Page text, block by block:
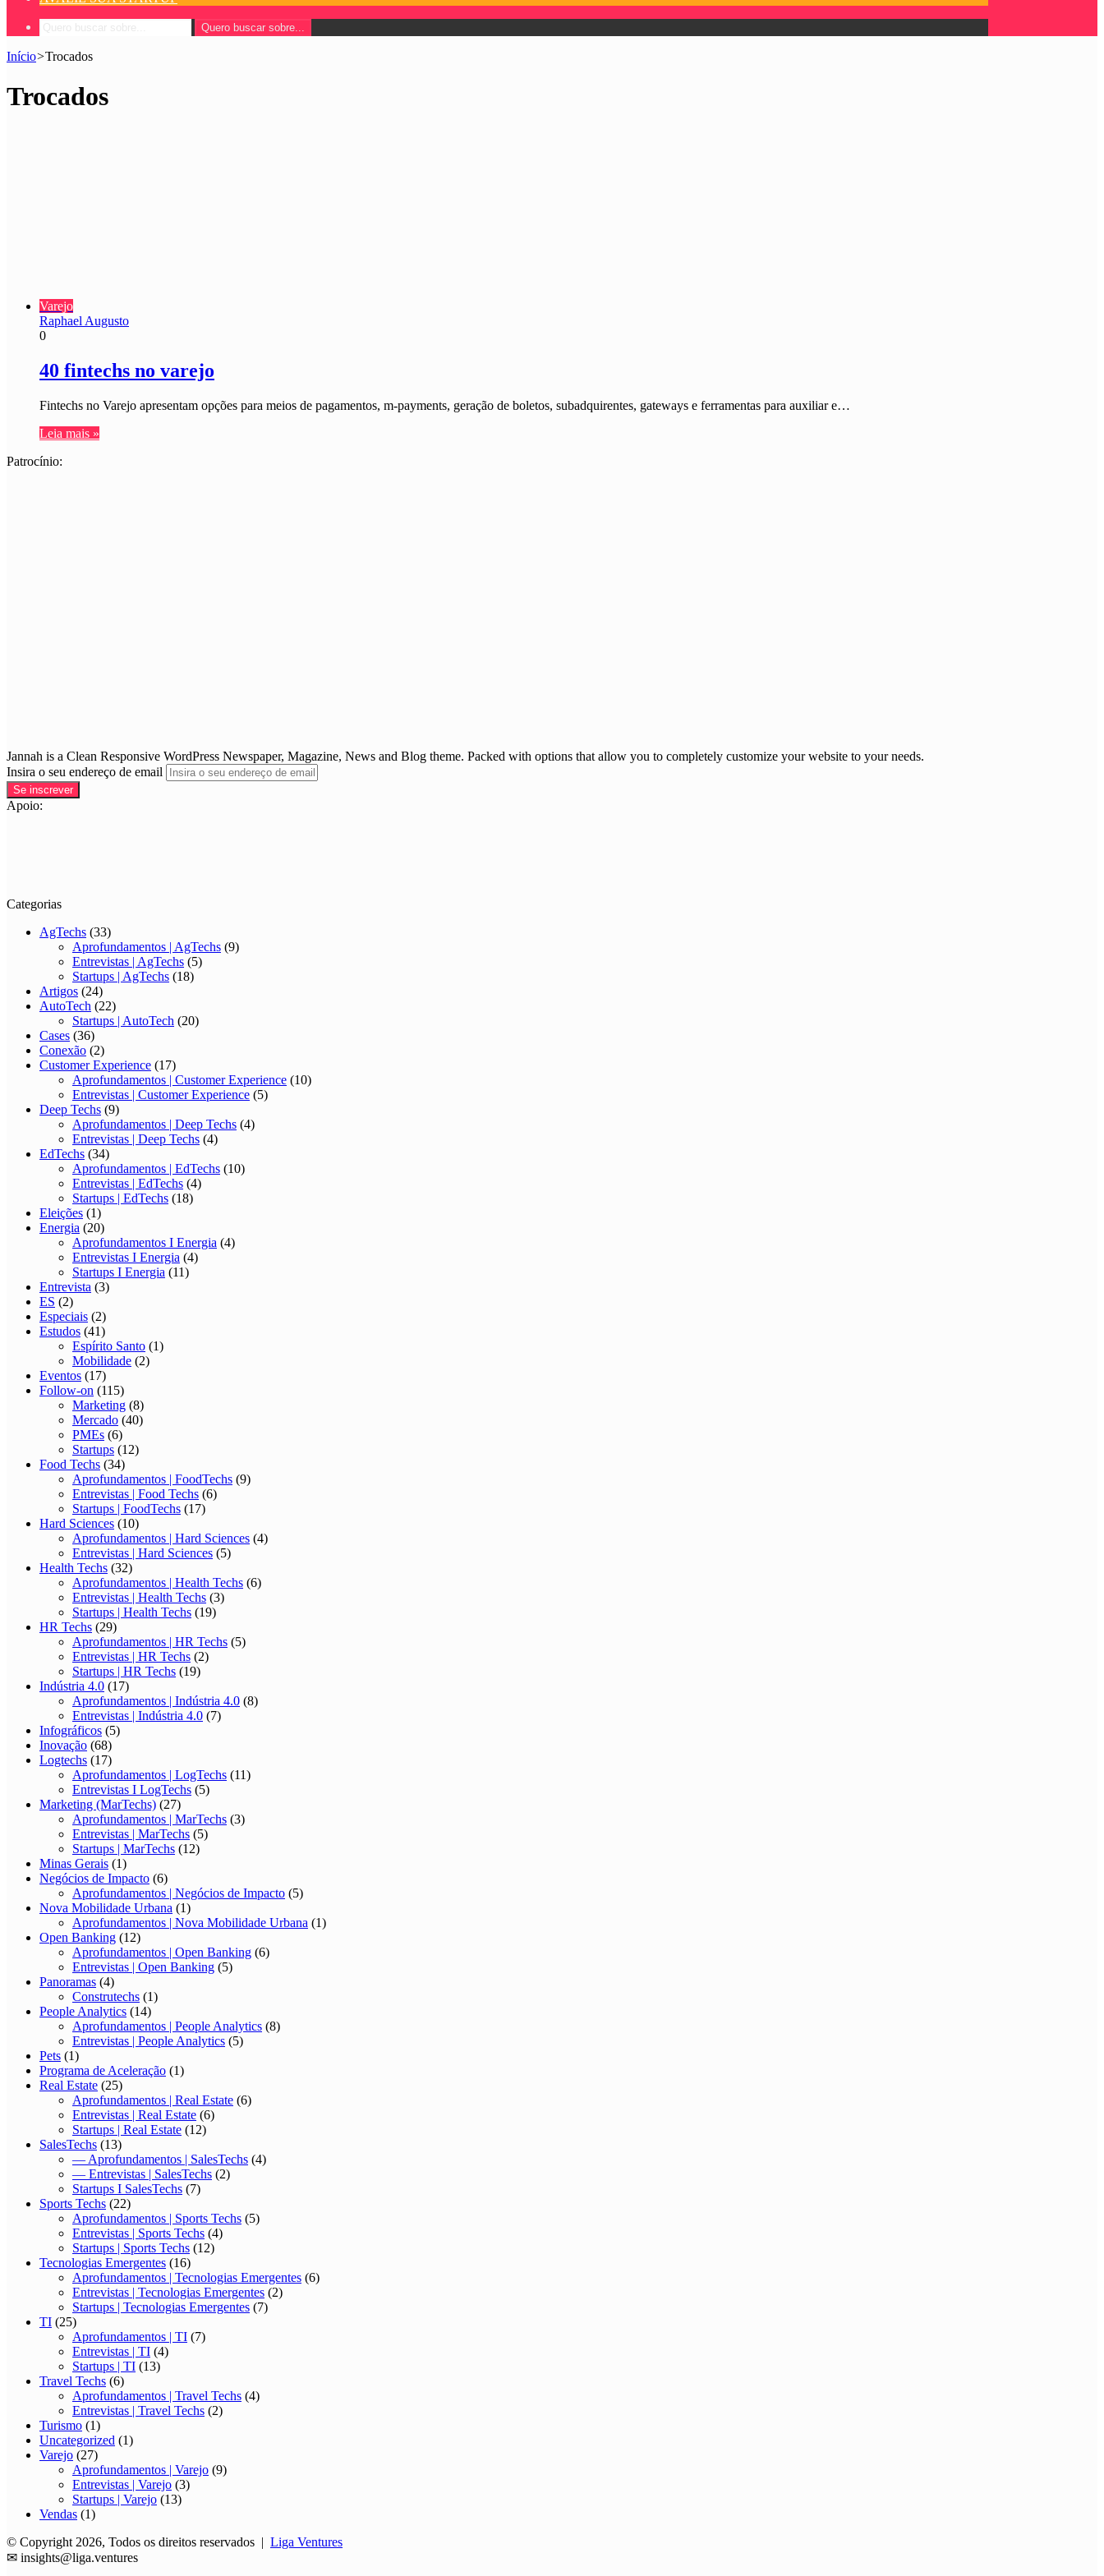
Quero buscar sobre...
Início>Trocados
Trocados
Varejo
Raphael Augusto
0
40 fintechs no varejo
Fintechs no Varejo apresentam opções para meios de pagamentos, m-payments, geração de boletos, subadquirentes, gateways e ferramentas para auxiliar e…
Leia mais »
Patrocínio:
Jannah is a Clean Responsive WordPress Newspaper, Magazine, News and Blog theme. Packed with options that allow you to completely customize your website to your needs.
Insira o seu endereço de email
Apoio:
Categorias
AgTechs (33)
Aprofundamentos | AgTechs (9)
Entrevistas | AgTechs (5)
Startups | AgTechs (18)
Artigos (24)
AutoTech (22)
Startups | AutoTech (20)
Cases (36)
Conexão (2)
Customer Experience (17)
Aprofundamentos | Customer Experience (10)
Entrevistas | Customer Experience (5)
Deep Techs (9)
Aprofundamentos | Deep Techs (4)
Entrevistas | Deep Techs (4)
EdTechs (34)
Aprofundamentos | EdTechs (10)
Entrevistas | EdTechs (4)
Startups | EdTechs (18)
Eleições (1)
Energia (20)
Aprofundamentos I Energia (4)
Entrevistas I Energia (4)
Startups I Energia (11)
Entrevista (3)
ES (2)
Especiais (2)
Estudos (41)
Espírito Santo (1)
Mobilidade (2)
Eventos (17)
Follow-on (115)
Marketing (8)
Mercado (40)
PMEs (6)
Startups (12)
Food Techs (34)
Aprofundamentos | FoodTechs (9)
Entrevistas | Food Techs (6)
Startups | FoodTechs (17)
Hard Sciences (10)
Aprofundamentos | Hard Sciences (4)
Entrevistas | Hard Sciences (5)
Health Techs (32)
Aprofundamentos | Health Techs (6)
Entrevistas | Health Techs (3)
Startups | Health Techs (19)
HR Techs (29)
Aprofundamentos | HR Techs (5)
Entrevistas | HR Techs (2)
Startups | HR Techs (19)
Indústria 4.0 (17)
Aprofundamentos | Indústria 4.0 (8)
Entrevistas | Indústria 4.0 (7)
Infográficos (5)
Inovação (68)
Logtechs (17)
Aprofundamentos | LogTechs (11)
Entrevistas I LogTechs (5)
Marketing (MarTechs) (27)
Aprofundamentos | MarTechs (3)
Entrevistas | MarTechs (5)
Startups | MarTechs (12)
Minas Gerais (1)
Negócios de Impacto (6)
Aprofundamentos | Negócios de Impacto (5)
Nova Mobilidade Urbana (1)
Aprofundamentos | Nova Mobilidade Urbana (1)
Open Banking (12)
Aprofundamentos | Open Banking (6)
Entrevistas | Open Banking (5)
Panoramas (4)
Construtechs (1)
People Analytics (14)
Aprofundamentos | People Analytics (8)
Entrevistas | People Analytics (5)
Pets (1)
Programa de Aceleração (1)
Real Estate (25)
Aprofundamentos | Real Estate (6)
Entrevistas | Real Estate (6)
Startups | Real Estate (12)
SalesTechs (13)
— Aprofundamentos | SalesTechs (4)
— Entrevistas | SalesTechs (2)
Startups I SalesTechs (7)
Sports Techs (22)
Aprofundamentos | Sports Techs (5)
Entrevistas | Sports Techs (4)
Startups | Sports Techs (12)
Tecnologias Emergentes (16)
Aprofundamentos | Tecnologias Emergentes (6)
Entrevistas | Tecnologias Emergentes (2)
Startups | Tecnologias Emergentes (7)
TI (25)
Aprofundamentos | TI (7)
Entrevistas | TI (4)
Startups | TI (13)
Travel Techs (6)
Aprofundamentos | Travel Techs (4)
Entrevistas | Travel Techs (2)
Turismo (1)
Uncategorized (1)
Varejo (27)
Aprofundamentos | Varejo (9)
Entrevistas | Varejo (3)
Startups | Varejo (13)
Vendas (1)
© Copyright 2026, Todos os direitos reservados | Liga Ventures
✉ insights@liga.ventures